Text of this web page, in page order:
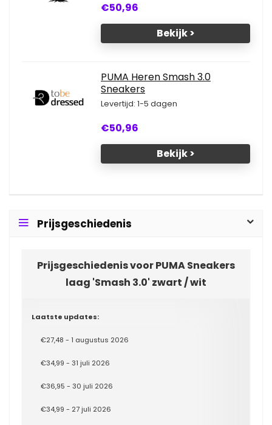
€50,96
Bekijk >
PUMA Heren Smash 3.0
Sneakers
Levertijd: 1-5 dagen
€50,96
Bekijk >
Prijsgeschiedenis
Prijsgeschiedenis voor PUMA Sneakers
laag 'Smash 3.0' zwart / wit
Laatste updates:
€27,48 - 1 augustus 2026
€34,99 - 31 juli 2026
€36,95 - 30 juli 2026
€34,99 - 27 juli 2026